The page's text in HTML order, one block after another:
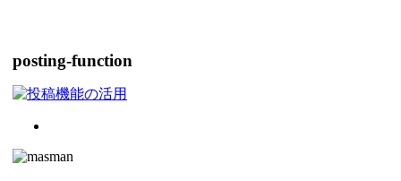
posting-function